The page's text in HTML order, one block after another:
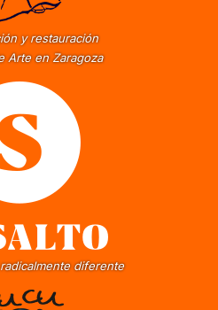
y restauración
Arte en Zaragoza
diferente